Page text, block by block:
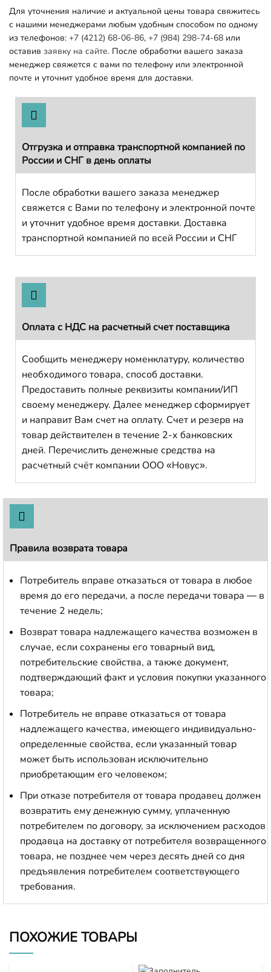
Для уточнения наличие и актуальной цены товара свяжитесь
с нашими менеджерами любым удобным способом по одному
из телефонов: +7 (4212) 68-06-86, +7 (984) 298-74-68 или
оставив заявку на сайте. После обработки вашего заказа
менеджер свяжется с вами по телефону или электронной
почте и уточнит удобное время для доставки.
Отгрузка и отправка транспортной компанией по
России и СНГ в день оплаты
После обработки вашего заказа менеджер
свяжется с Вами по телефону и электронной почте
и уточнит удобное время доставки. Доставка
транспортной компанией по всей России и СНГ
Оплата с НДС на расчетный счет поставщика
Сообщить менеджеру номенклатуру, количество
необходимого товара, способ доставки.
Предоставить полные реквизиты компании/ИП
своему менеджеру. Далее менеджер сформирует
и направит Вам счет на оплату. Счет и резерв на
товар действителен в течение 2-х банковских
дней. Перечислить денежные средства на
расчетный счёт компании ООО «Новус».
Правила возврата товара
Потребитель вправе отказаться от товара в любое
время до его передачи, а после передачи товара — в
течение 2 недель;
Возврат товара надлежащего качества возможен в
случае, если сохранены его товарный вид,
потребительские свойства, а также документ,
подтверждающий факт и условия покупки указанного
товара;
Потребитель не вправе отказаться от товара
надлежащего качества, имеющего индивидуально-
определенные свойства, если указанный товар
может быть использован исключительно
приобретающим его человеком;
При отказе потребителя от товара продавец должен
возвратить ему денежную сумму, уплаченную
потребителем по договору, за исключением расходов
продавца на доставку от потребителя возвращенного
товара, не позднее чем через десять дней со дня
предъявления потребителем соответствующего
требования.
ПОХОЖИЕ ТОВАРЫ